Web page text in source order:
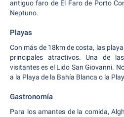
antiguo faro de El Faro de Porto
Neptuno.
Playas
Con más de 18km de costa, las
principales atractivos. Una de
visitantes es el Lido San Giovanni.
a la Playa de la Bahía Blanca o la
Gastronomía
Para los amantes de la comida,